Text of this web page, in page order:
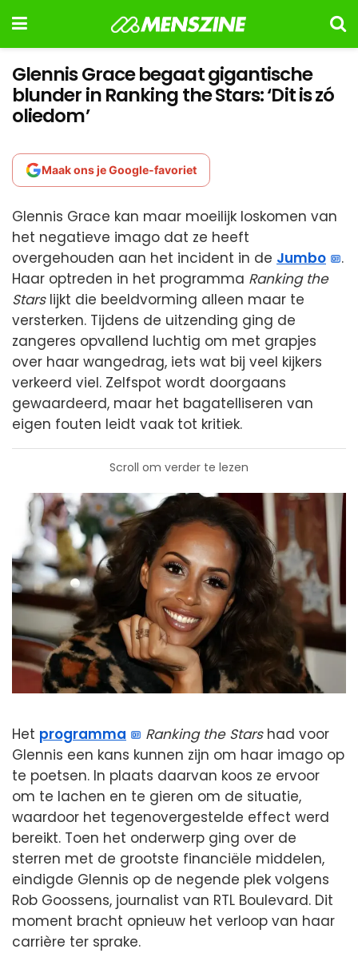
Glennis Grace begaat gigantische
blunder in Ranking the Stars: ‘Dit is zó
oliedom’
Maak ons je Google-favoriet
Glennis Grace kan maar moeilijk loskomen van
het negatieve imago dat ze heeft
overgehouden aan het incident in de Jumbo
.
Haar optreden in het programma Ranking the
Starslijkt die beeldvorming alleen maar te
versterken. Tijdens de uitzending ging de
zangeres opvallend luchtig om met grapjes
over haar wangedrag, iets wat bij veel kijkers
verkeerd viel. Zelfspot wordt doorgaans
gewaardeerd, maar het bagatelliseren van
eigen fouten leidt vaak tot kritiek.
Scroll om verder te lezen
Het programma Ranking the Starshad voor
Glennis een kans kunnen zijn om haar imago op
te poetsen. In plaats daarvan koos ze ervoor
om te lachen en te gieren om de situatie,
waardoor het tegenovergestelde effect werd
bereikt. Toen het onderwerp ging over de
sterren met de grootste financiële middelen,
eindigde Glennis op de negende plek volgens
Rob Goossens, journalist van RTL Boulevard. Dit
moment bracht opnieuw het verloop van haar
carrière ter sprake.